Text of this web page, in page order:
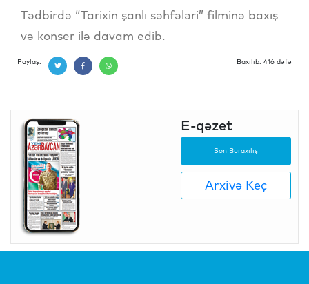
Tədbirdə “Tarixin şanlı səhfələri” filminə baxış
və konser ilə davam edib.
Paylaş: Baxılıb: 416 dəfə
E-qəzet
Son Buraxılış
Arxivə Keç